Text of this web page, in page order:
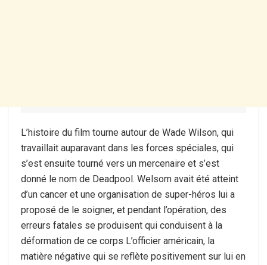
L’histoire du film tourne autour de Wade Wilson, qui
travaillait auparavant dans les forces spéciales, qui
s’est ensuite tourné vers un mercenaire et s’est
donné le nom de Deadpool. Welsom avait été atteint
d’un cancer et une organisation de super-héros lui a
proposé de le soigner, et pendant l’opération, des
erreurs fatales se produisent qui conduisent à la
déformation de ce corps L’officier américain, la
matière négative qui se reflète positivement sur lui en